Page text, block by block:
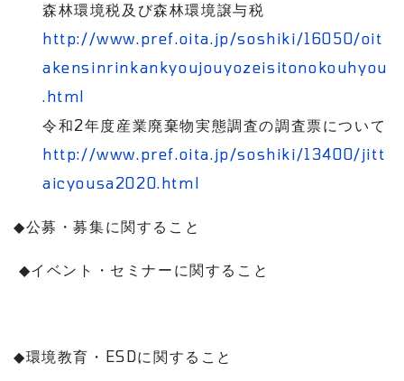
森林環境税及び森林環境譲与税
http://www.pref.oita.jp/soshiki/16050/oit
akensinrinkankyoujouyozeisitonokouhyou
.html
令和2年度産業廃棄物実態調査の調査票について
http://www.pref.oita.jp/soshiki/13400/jitt
aicyousa2020.html
◆公募・募集に関すること
◆イベント・セミナーに関すること
◆環境教育・ ESDに関すること